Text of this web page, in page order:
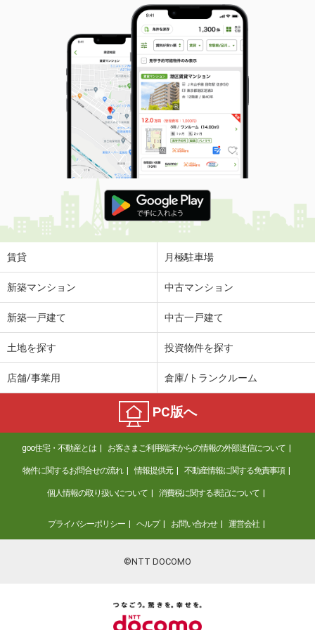
賃貸 月極駐車場
新築マンション 中古マンション
新築一戸建て 中古一戸建て
土地を探す 投資物件を探す
店舗/事業用 倉庫/トランクルーム
PC版へ
goo住宅・不動産とは お客さまご利用端末からの情報の外部送信について
物件に関するお問合せの流れ 情報提供元 不動産情報に関する免責事項
個人情報の取り扱いについて 消費税に関する表記について
プライバシーポリシー ヘルプ お問い合わせ 運営会社
©NTT DOCOMO